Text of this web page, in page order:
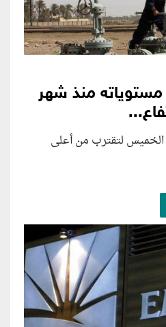
منذ شهر
الخميس لتقترب من أعلى